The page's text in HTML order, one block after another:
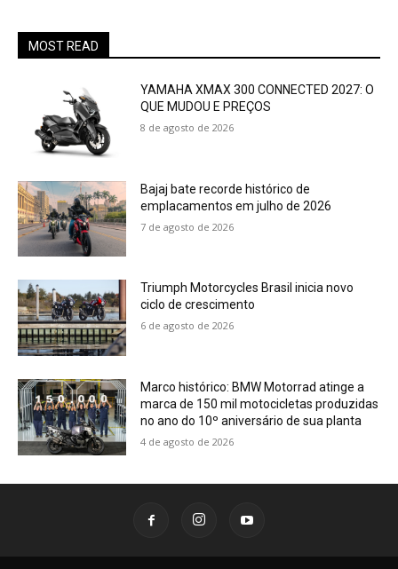
MOST READ
YAMAHA XMAX 300 CONNECTED 2027: O
QUE MUDOU E PREÇOS
8 de agosto de 2026
Bajaj bate recorde histórico de
emplacamentos em julho de 2026
7 de agosto de 2026
Triumph Motorcycles Brasil inicia novo
ciclo de crescimento
6 de agosto de 2026
Marco histórico: BMW Motorrad atinge a
marca de 150 mil motocicletas produzidas
no ano do 10º aniversário de sua planta
4 de agosto de 2026